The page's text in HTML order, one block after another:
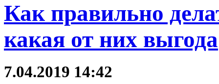
Как правильно
какая от них выгода
7.04.2019 14:42